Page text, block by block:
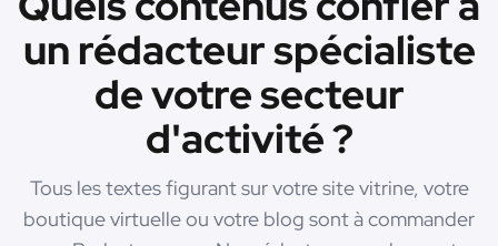
un rédacteur spécialiste
de votre secteur
d'activité ?
Tous les textes figurant sur votre site vitrine, votre
boutique virtuelle ou votre blog sont à commander